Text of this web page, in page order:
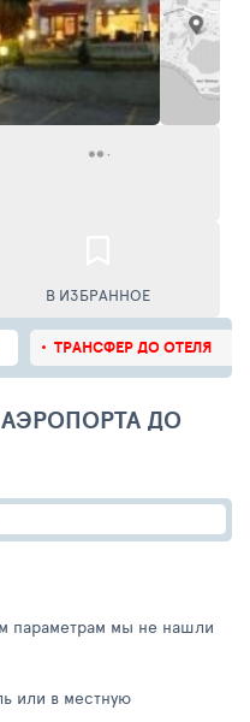
В ИЗБРАННОЕ
ТРАНСФЕР ДО ОТЕЛЯ
ДО
параметрам мы не нашли
или в местную